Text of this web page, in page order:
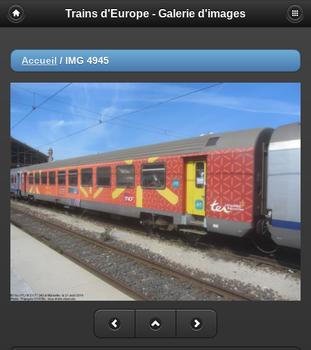
Trains d'Europe - Galerie d'images
Accueil / IMG 4945